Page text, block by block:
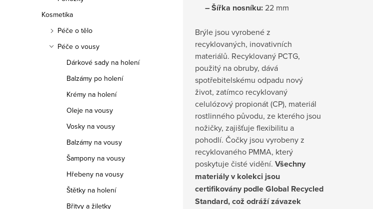
Kosmetika
Péče o tělo
Péče o vousy
Dárkové sady na holení
Balzámy po holení
Krémy na holení
Oleje na vousy
Vosky na vousy
Balzámy na vousy
Šampony na vousy
Hřebeny na vousy
Štětky na holení
Břitvy a žiletky
– Šířka nosníku:22 mm
Brýle jsou vyrobené z
recyklovaných, inovativních
materiálů. Recyklovaný PCTG,
použitý na obruby, dává
spotřebitelskému odpadu nový
život, zatímco recyklovaný
celulózový propionát (CP), materiál
rostlinného původu, ze kterého jsou
nožičky, zajišťuje flexibilitu a
pohodlí. Čočky jsou vyrobeny z
recyklovaného PMMA, který
poskytuje čisté vidění. Všechny
materiály v kolekci jsou
certifikovány podle Global Recycled
Standard, což odráží závazek